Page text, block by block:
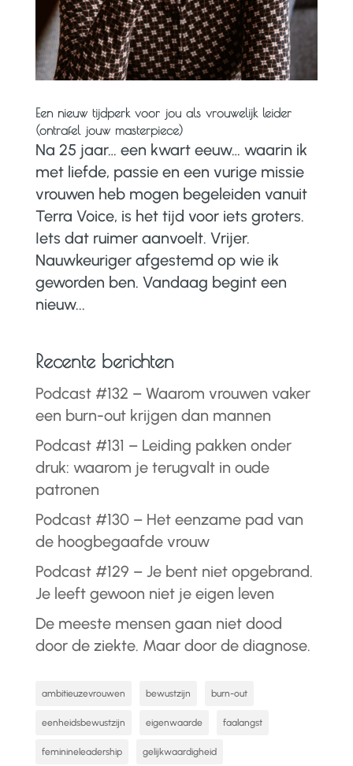
Een nieuw tijdperk voor jou als vrouwelijk leider
(ontrafel jouw masterpiece)
Na 25 jaar… een kwart eeuw… waarin ik
met liefde, passie en een vurige missie
vrouwen heb mogen begeleiden vanuit
Terra Voice, is het tijd voor iets groters.
Iets dat ruimer aanvoelt. Vrijer.
Nauwkeuriger afgestemd op wie ik
geworden ben. Vandaag begint een
nieuw...
Recente berichten
Podcast #132 – Waarom vrouwen vaker
een burn-out krijgen dan mannen
Podcast #131 – Leiding pakken onder
druk: waarom je terugvalt in oude
patronen
Podcast #130 – Het eenzame pad van
de hoogbegaafde vrouw
Podcast #129 – Je bent niet opgebrand.
Je leeft gewoon niet je eigen leven
De meeste mensen gaan niet dood
door de ziekte. Maar door de diagnose.
ambitieuzevrouwen bewustzijn burn-out
eenheidsbewustzijn eigenwaarde faalangst
feminineleadership gelijkwaardigheid